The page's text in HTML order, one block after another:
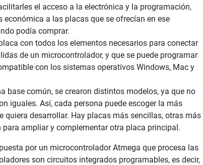
el acceso a la electrónica y la programación,
a las placas que se ofrecían en ese
podía comprar.
con todos los elementos necesarios para conectar
de un microcontrolador, y que se puede programar
con los sistemas operativos Windows, Mac y
base común, se crearon distintos modelos, ya que no
iguales. Así, cada persona puede escoger la más
quiera desarrollar. Hay placas más sencillas, otras más
ampliar y complementar otra placa principal.
por un microcontrolador Atmega que procesa las
son circuitos integrados programables, es decir,